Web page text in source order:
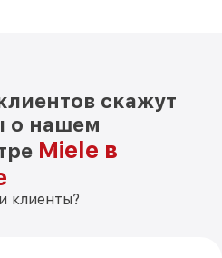
скажут
о нашем
Miele в
клиенты?